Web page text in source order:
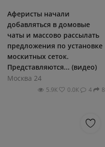
Аферисты начали
добавляться в домовые
чаты и массово рассылать
предложения по установке
москитных сеток.
Представляются... (видео)
Москва 24
5.9К 0.0К 4 8